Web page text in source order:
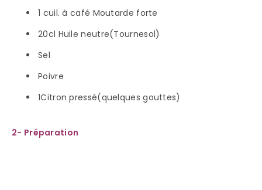
1 cuil. à café Moutarde forte
20cl Huile neutre(Tournesol)
Sel
Poivre
1Citron pressé(quelques gouttes)
2- Préparation